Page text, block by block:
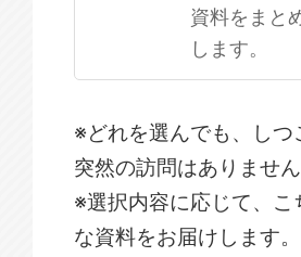
資料をまと
します。
※どれを選んでも、しつ
突然の訪問はありません
※選択内容に応じて、こ
な資料をお届けします。